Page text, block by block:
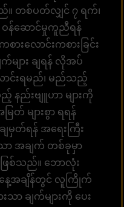
။ တစ်ပတ်လျှင် ၇ ရက်၊
ဝန်ဆောင်မှုကူညီရန်
းလောင်းကစားခြင်း
များ ချရန် လိုအပ်
ာင်းရမည်၊ မည်သည့်
နည်းဗျူဟာ များကို
တ် များစွာ ရရန်
ျမှတ်ရန် အရေးကြီး
ာ အချက် တစ်ခုမှာ
ဖြစ်သည်။ ဘောလုံး
ေ့အချိန်တွင် လူကြိုက်
သာ ချက်များကို ပေး